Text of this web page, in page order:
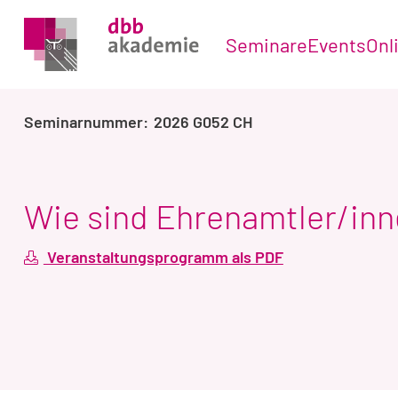
SeminareEvents
2026 G052 CH
Wie sind Ehrenamtler/
Veranstaltungsprogramm als PDF